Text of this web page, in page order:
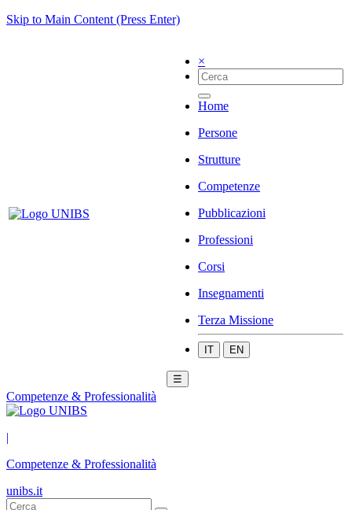
Skip to Main Content (Press Enter)
×
Home
Persone
Strutture
Competenze
Pubblicazioni
Professioni
Corsi
Insegnamenti
Terza Missione
IT EN
☰
Competenze & Professionalità
|
Competenze & Professionalità
unibs.it